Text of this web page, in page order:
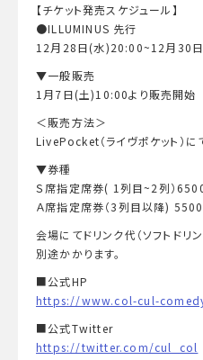
【チケット発売スケジュール】
●ILLUMINUS 先行
12月28日(水)20:00~12月30
▼一般販売
1月7日(土)10:00より販売開始
＜販売方法＞
LivePocket（ライヴポケット​）に
▼券種
Ｓ席指定席券( 1列目~2列）
Ａ席指定席券（3列目以降)
会場にてドリンク代（ソフトドリ
別途かかります。
■公式HP
https://www.col-cul-
■公式Twitter
https://twitter.com/cul_col